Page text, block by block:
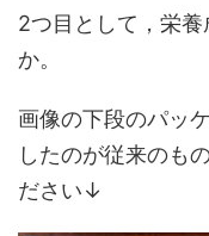
2つ目として，栄
か。
画像の下段のパッ
したのが従来のも
ださい↓